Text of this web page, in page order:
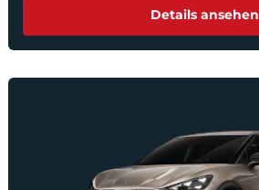
Details ansehen